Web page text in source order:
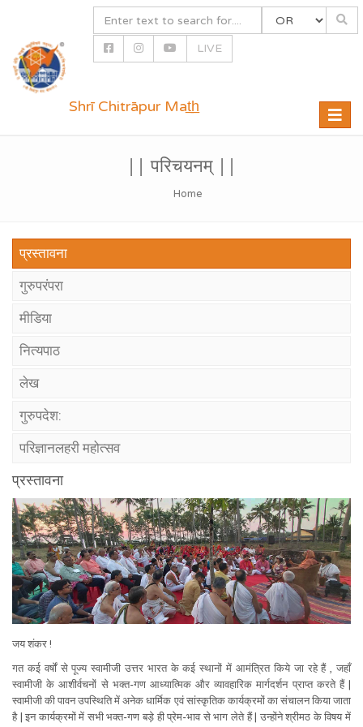
LIVE
Toggle
Shrī Chitrāpur Mat̲h̲
|| परिचयनम् ||
Home
प्रस्तावना
गुरुपरंपरा
मीडिया
नित्यपाठ
लेख
गुरुपदेश:
परिज्ञानलहरी महोत्सव
प्रस्तावना
जय शंकर !
गत कई वर्षों से पूज्य स्वामीजी उत्तर भारत के कई स्थानों में आमंत्रित किये जा रहे हैं , जहाँ
स्वामीजी के आशीर्वचनों से भक्त-गण आध्यात्मिक और व्यावहारिक मार्गदर्शन प्राप्त करते हैं |
स्वामीजी की पावन उपस्थिति में अनेक धार्मिक एवं सांस्कृतिक कार्यक्रमों का संचालन किया जाता
है | इन कार्यक्रमों में सभी भक्त-गण बड़े ही प्रेम-भाव से भाग लेते हैं | उन्होंने श्रीमठ के विषय में